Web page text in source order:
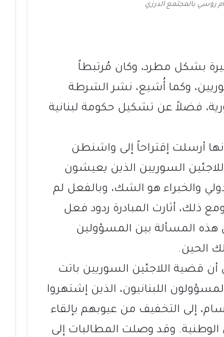
روسي بالمجتمع الدرزي
بشكل مطرد، وكان مُرتبطاً
وكما أُشيع، نشر الشرطة
فضلاً عن تشكيل حكومة لبنانية
أرسلت إقتراحاً إلى واشنطن
السوريين الذين يعيشون
والخبراء هو الشك، وبالفعل لم
ذلك، أثارت المبادرة ردود فعل
هذه المسألة بين المسؤولين
الحين.
قضية اللاجئين السوريين باتت
اللبنانيون، الذين إشتهروا
إلى التخفيف من عيوبهم بإلقاء
الوطنية. وقد وصلت المطالبات إلى